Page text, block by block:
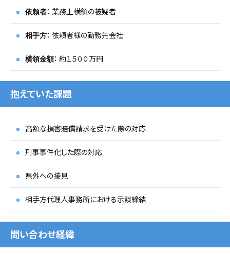
依頼者： 業務上横領の被疑者
相手方： 依頼者様の勤務先会社
横領金額： 約１５００万円
抱えていた課題
高額な損害賠償請求を受けた際の対応
刑事事件化した際の対応
県外への接見
相手方代理人事務所における示談締結
問い合わせ経緯